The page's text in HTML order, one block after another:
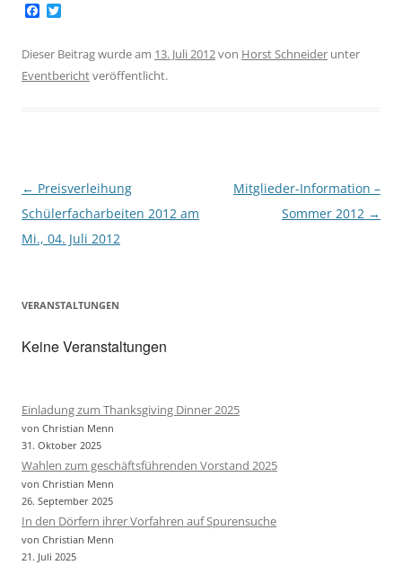
e
o
t
e
Dieser Beitrag wurde am 13. Juli 2012von Horst Schneider unter
Eventberichtveröffentlicht.
Beitragsnavigation
← Preisverleihung
Schülerfacharbeiten 2012 am
Mi., 04. Juli 2012
Mitglieder-Information –
Sommer 2012 →
VERANSTALTUNGEN
Keine Veranstaltungen
Einladung zum Thanksgiving Dinner 2025
von Christian Menn
31. Oktober 2025
Wahlen zum geschäftsführenden Vorstand 2025
von Christian Menn
26. September 2025
In den Dörfern ihrer Vorfahren auf Spurensuche
von Christian Menn
21. Juli 2025